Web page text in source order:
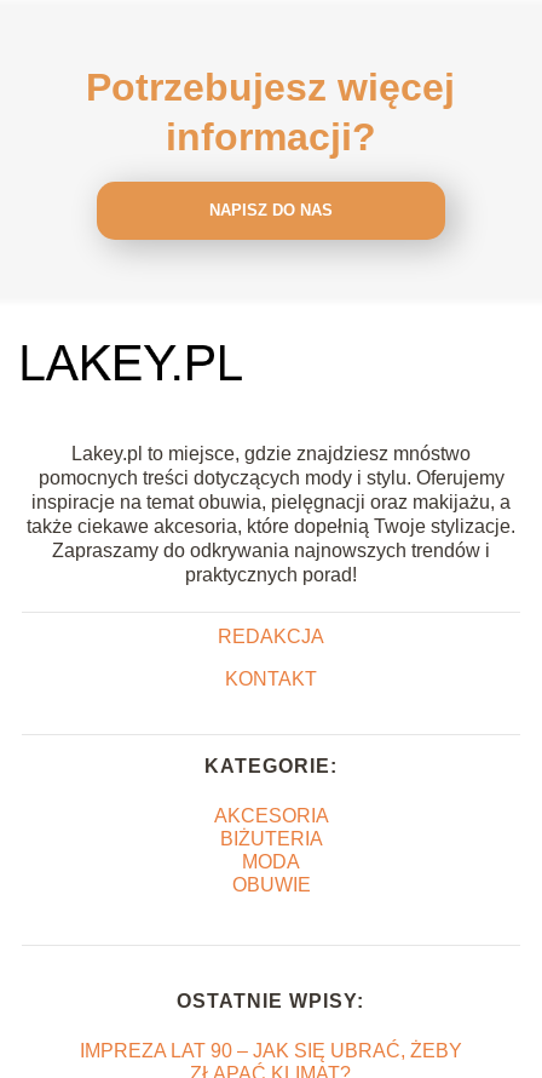
Potrzebujesz więcej
informacji?
NAPISZ DO NAS
Lakey.pl to miejsce, gdzie znajdziesz mnóstwo
pomocnych treści dotyczących mody i stylu. Oferujemy
inspiracje na temat obuwia, pielęgnacji oraz makijażu, a
także ciekawe akcesoria, które dopełnią Twoje stylizacje.
Zapraszamy do odkrywania najnowszych trendów i
praktycznych porad!
REDAKCJA
KONTAKT
KATEGORIE:
AKCESORIA
BIŻUTERIA
MODA
OBUWIE
OSTATNIE WPISY:
IMPREZA LAT 90 – JAK SIĘ UBRAĆ, ŻEBY
ZŁAPAĆ KLIMAT?